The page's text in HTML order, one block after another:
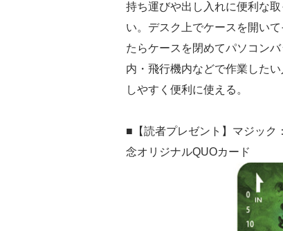
持ち運びや出し入れに便利な
い。デスク上でケースを開い
たらケースを閉めてパソコン
内・飛行機内などで作業した
しやすく便利に使える。
■【読者プレゼント】マジック
念オリジナルQUOカード